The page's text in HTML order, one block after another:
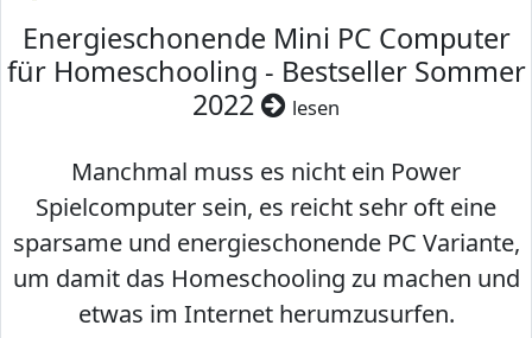
Energieschonende Mini PC Computer
für Homeschooling - Bestseller Sommer
2022
lesen
Manchmal muss es nicht ein Power
Spielcomputer sein, es reicht sehr oft eine
sparsame und energieschonende PC Variante,
um damit das Homeschooling zu machen und
etwas im Internet herumzusurfen.